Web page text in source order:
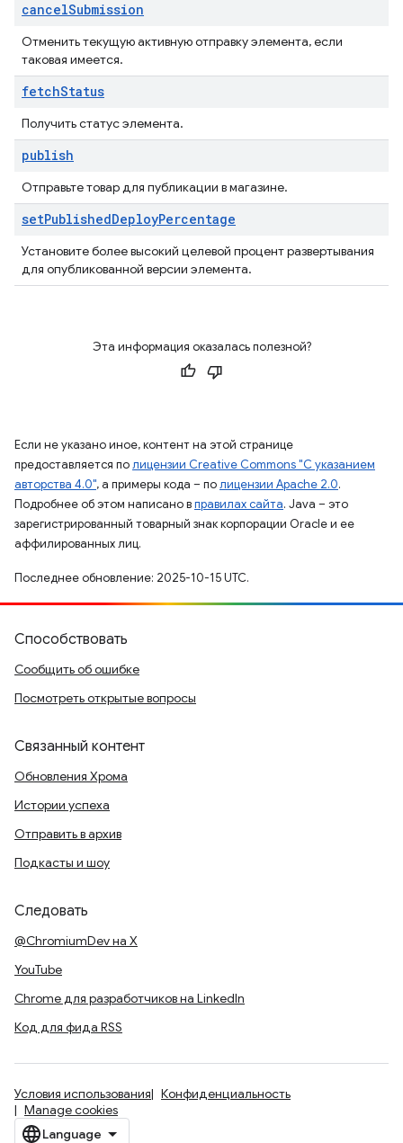
cancelSubmission
Отменить текущую активную отправку элемента, если
таковая имеется.
fetchStatus
Получить статус элемента.
publish
Отправьте товар для публикации в магазине.
setPublishedDeployPercentage
Установите более высокий целевой процент развертывания
для опубликованной версии элемента.
Эта информация оказалась полезной?
Если не указано иное, контент на этой странице
предоставляется полицензии Creative Commons "С указанием
авторства 4.0", а примеры кода – полицензии Apache 2.0.
Подробнее об этом написано вправилах сайта. Java – это
зарегистрированный товарный знак корпорации Oracle и ее
аффилированных лиц.
Последнее обновление: 2025-10-15 UTC.
Способствовать
Сообщить об ошибке
Посмотреть открытые вопросы
Связанный контент
Обновления Хрома
Истории успеха
Отправить в архив
Подкасты и шоу
Следовать
@ChromiumDev на X
YouTube
Chrome для разработчиков на LinkedIn
Код для фида RSS
Условия использования
Конфиденциальность
Manage cookies